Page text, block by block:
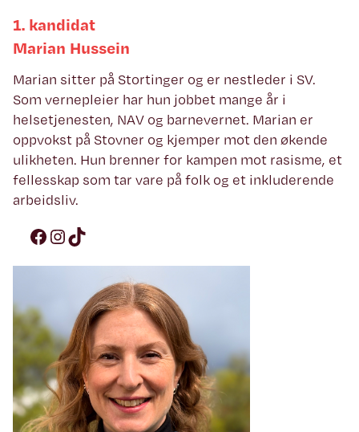
1. kandidat
Marian Hussein
Marian sitter på Stortinger og er nestleder i SV.
Som vernepleier har hun jobbet mange år i
helsetjenesten, NAV og barnevernet. Marian er
oppvokst på Stovner og kjemper mot den økende
ulikheten. Hun brenner for kampen mot rasisme, et
fellesskap som tar vare på folk og et inkluderende
arbeidsliv.
Facebook InstagramTikTok